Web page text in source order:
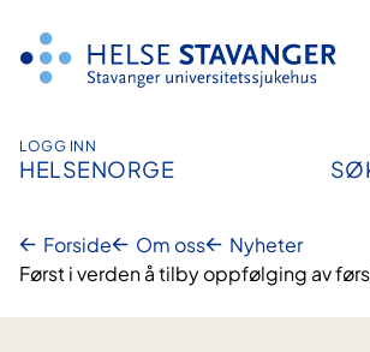
innhold
LOGG INN
HELSENORGE
Forside Om oss
Nyheter
Først i verden å tilby oppfølging av